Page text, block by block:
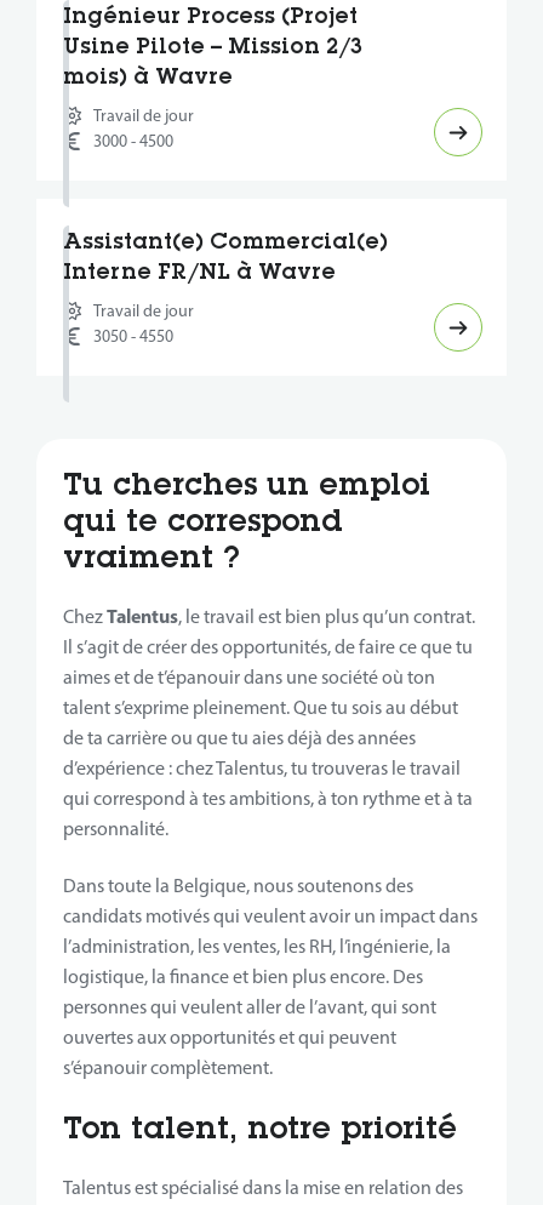
Ingénieur Process (Projet
Usine Pilote – Mission 2/3
mois) à Wavre
Travail de jour
3000 - 4500
Assistant(e) Commercial(e)
Interne FR/NL à Wavre
Travail de jour
3050 - 4550
Tu cherches un emploi
qui te correspond
vraiment ?
ChezTalentus, le travail est bien plus qu’un contrat.
Il s’agit de créer des opportunités, de faire ce que tu
aimes et de t’épanouir dans une société où ton
talent s’exprime pleinement. Que tu sois au début
de ta carrière ou que tu aies déjà des années
d’expérience : chez Talentus, tu trouveras le travail
qui correspond à tes ambitions, à ton rythme et à ta
personnalité.
Dans toute la Belgique, nous soutenons des
candidats motivés qui veulent avoir un impact dans
l’administration, les ventes, les RH, l’ingénierie, la
logistique, la finance et bien plus encore. Des
personnes qui veulent aller de l’avant, qui sont
ouvertes aux opportunités et qui peuvent
s’épanouir complètement.
Ton talent, notre priorité
Talentus est spécialisé dans la mise en relation des